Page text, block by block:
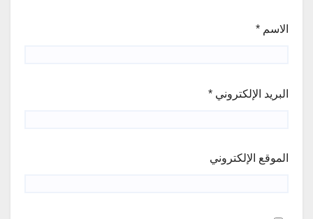
الاسم *
البريد الإلكتروني *
الموقع الإلكتروني